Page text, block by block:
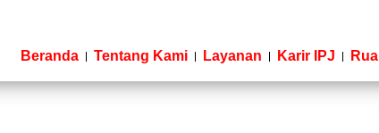
Beranda Tentang Kami Layanan Karir IPJ